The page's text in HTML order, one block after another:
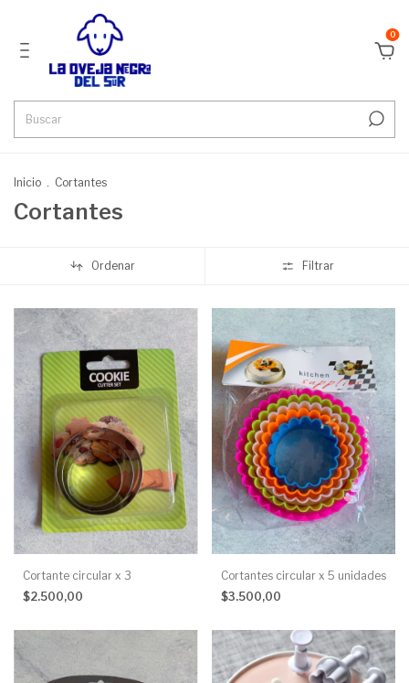
0
Inicio . Cortantes
Cortantes
Ordenar Filtrar
Cortante circular x 3
$2.500,00
Cortantes circular x 5 unidades
$3.500,00